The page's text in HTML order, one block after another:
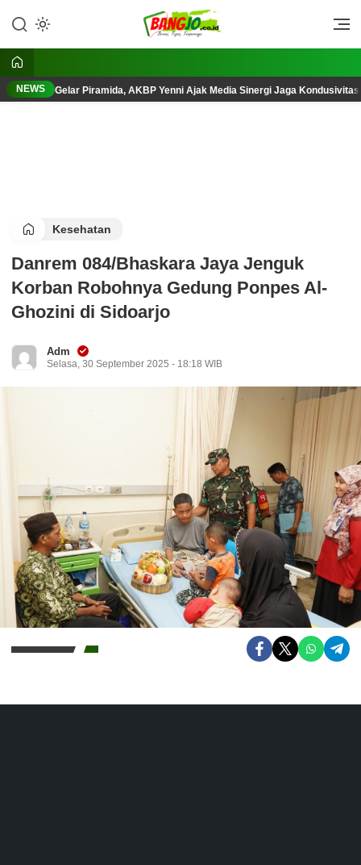
konten
Bangjo.co.id
Berani, Tegas, Terpercaya
NEWS Gelar Piramida, AKBP Yenni Ajak Media Sinergi Jaga
Kesehatan
Danrem 084/Bhaskara Jaya Jenguk
Korban Robohnya Gedung Ponpes Al-
Ghozini di Sidoarjo
Adm
Selasa, 30 September 2025 - 18:18 WIB